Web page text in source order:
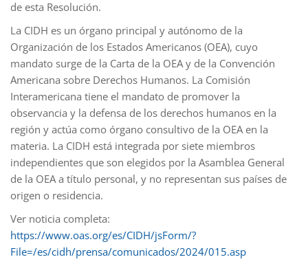
de esta Resolución.
La CIDH es un órgano principal y autónomo de la
Organización de los Estados Americanos (OEA), cuyo
mandato surge de la Carta de la OEA y de la Convención
Americana sobre Derechos Humanos. La Comisión
Interamericana tiene el mandato de promover la
observancia y la defensa de los derechos humanos en la
región y actúa como órgano consultivo de la OEA en la
materia. La CIDH está integrada por siete miembros
independientes que son elegidos por la Asamblea General
de la OEA a título personal, y no representan sus países de
origen o residencia.
Ver noticia completa:
https://www.oas.org/es/CIDH/jsForm/?
File=/es/cidh/prensa/comunicados/2024/015.asp